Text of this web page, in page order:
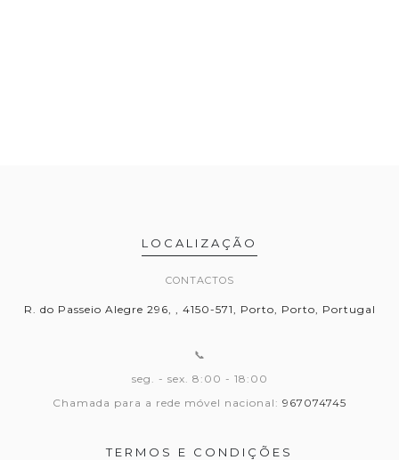
LOCALIZAÇÃO
CONTACTOS
R. do Passeio Alegre 296, , 4150-571, Porto, Porto, Portugal
📞
seg. - sex. 8:00 - 18:00
Chamada para a rede móvel nacional: 967074745
TERMOS E CONDIÇÕES